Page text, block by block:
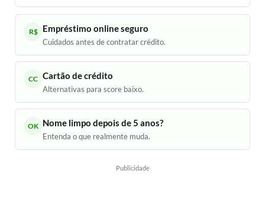
R$ Empréstimo online seguro
Cuidados antes de contratar crédito.
CC Cartão de crédito
Alternativas para score baixo.
OK Nome limpo depois de 5 anos?
Entenda o que realmente muda.
Publicidade